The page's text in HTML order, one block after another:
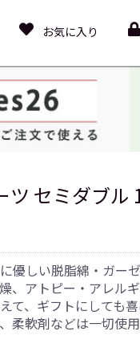
お気に入り
ツ セミダブ
優しい脱脂綿・ガー
、アトピー・アレル
て、ギフトにしても
柔軟剤などは一切使用